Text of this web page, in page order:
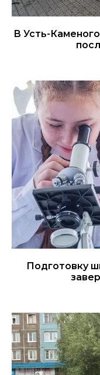
В Усть-
Подготовку